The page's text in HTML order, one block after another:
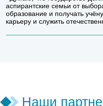
аспирантские семьи от
образование и получать
карьеру и служить
Наши